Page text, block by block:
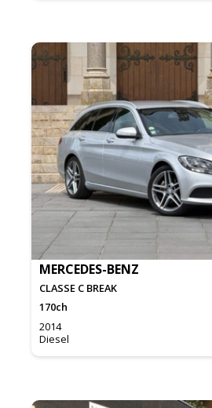
MERCEDES-BENZ
CLASSE C BREAK
170ch
2014
Diesel